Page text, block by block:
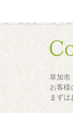
草加市
お客様
まずは